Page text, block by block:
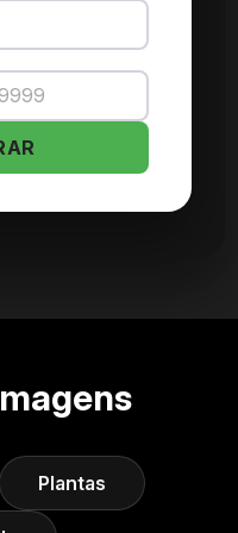
Plantas